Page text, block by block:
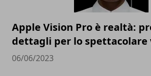
Apple Vision Pro è realtà:
dettagli per lo spettacolare
06/06/2023